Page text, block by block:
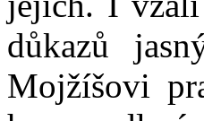
důkazů
Mojžíšovi